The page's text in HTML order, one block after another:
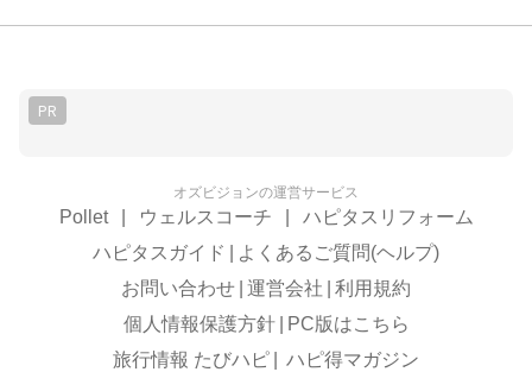
PR
オズビジョンの運営サービス
Pollet ウェルスコーチ
ハピタスリフォーム
ハピタスガイド
よくあるご質問(ヘルプ)
お問い合わせ 運営会社
利用規約
個人情報保護方針
PC版はこちら
旅行情報 たびハピ
ハピ得マガジン